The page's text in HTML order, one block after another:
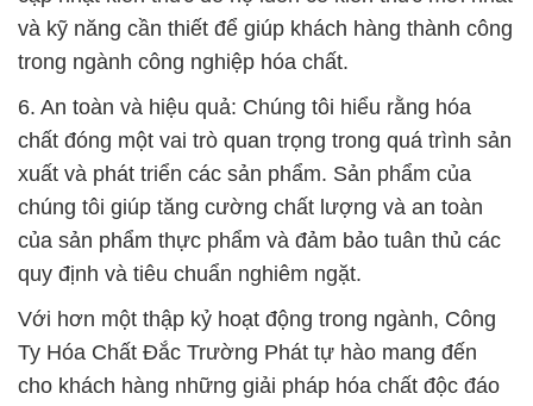
nhau.
# Đơn vị chuyên cung cấp ▲ bán hóa chất Flakes
Natri Sunfua & Đá Thối tại An Giang
# Công ty bán [ cung cấp ] hóa chất Flakes Natri
Sunfua & Đá Thối tại An Giang
# Đơn vị phân phối ↔ thương mại hóa chất Flakes
Natri Sunfua & Đá Thối tại An Giang
# Công ty bán √ cung ứng hóa chất Flakes Natri
Sunfua & Đá Thối tại An Giang
# Nơi cung ứng ═ phân phối hóa chất Flakes Natri
Sunfua & Đá Thối tại An Giang
# Cty chuyên thương mại ← cung cấp hóa chất